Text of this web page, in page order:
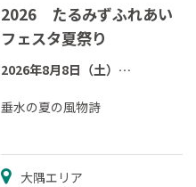
2026 たるみずふれあい
フェスタ夏祭り
2026年8月8日（土）
に花火のみ打上げ
垂水の夏の風物詩
大隅エリア